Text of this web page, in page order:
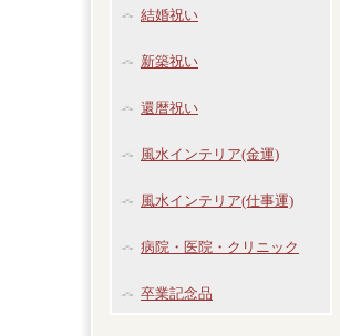
結婚祝い
新築祝い
還暦祝い
風水インテリア(金運)
風水インテリア(仕事運)
病院・医院・クリニック
卒業記念品